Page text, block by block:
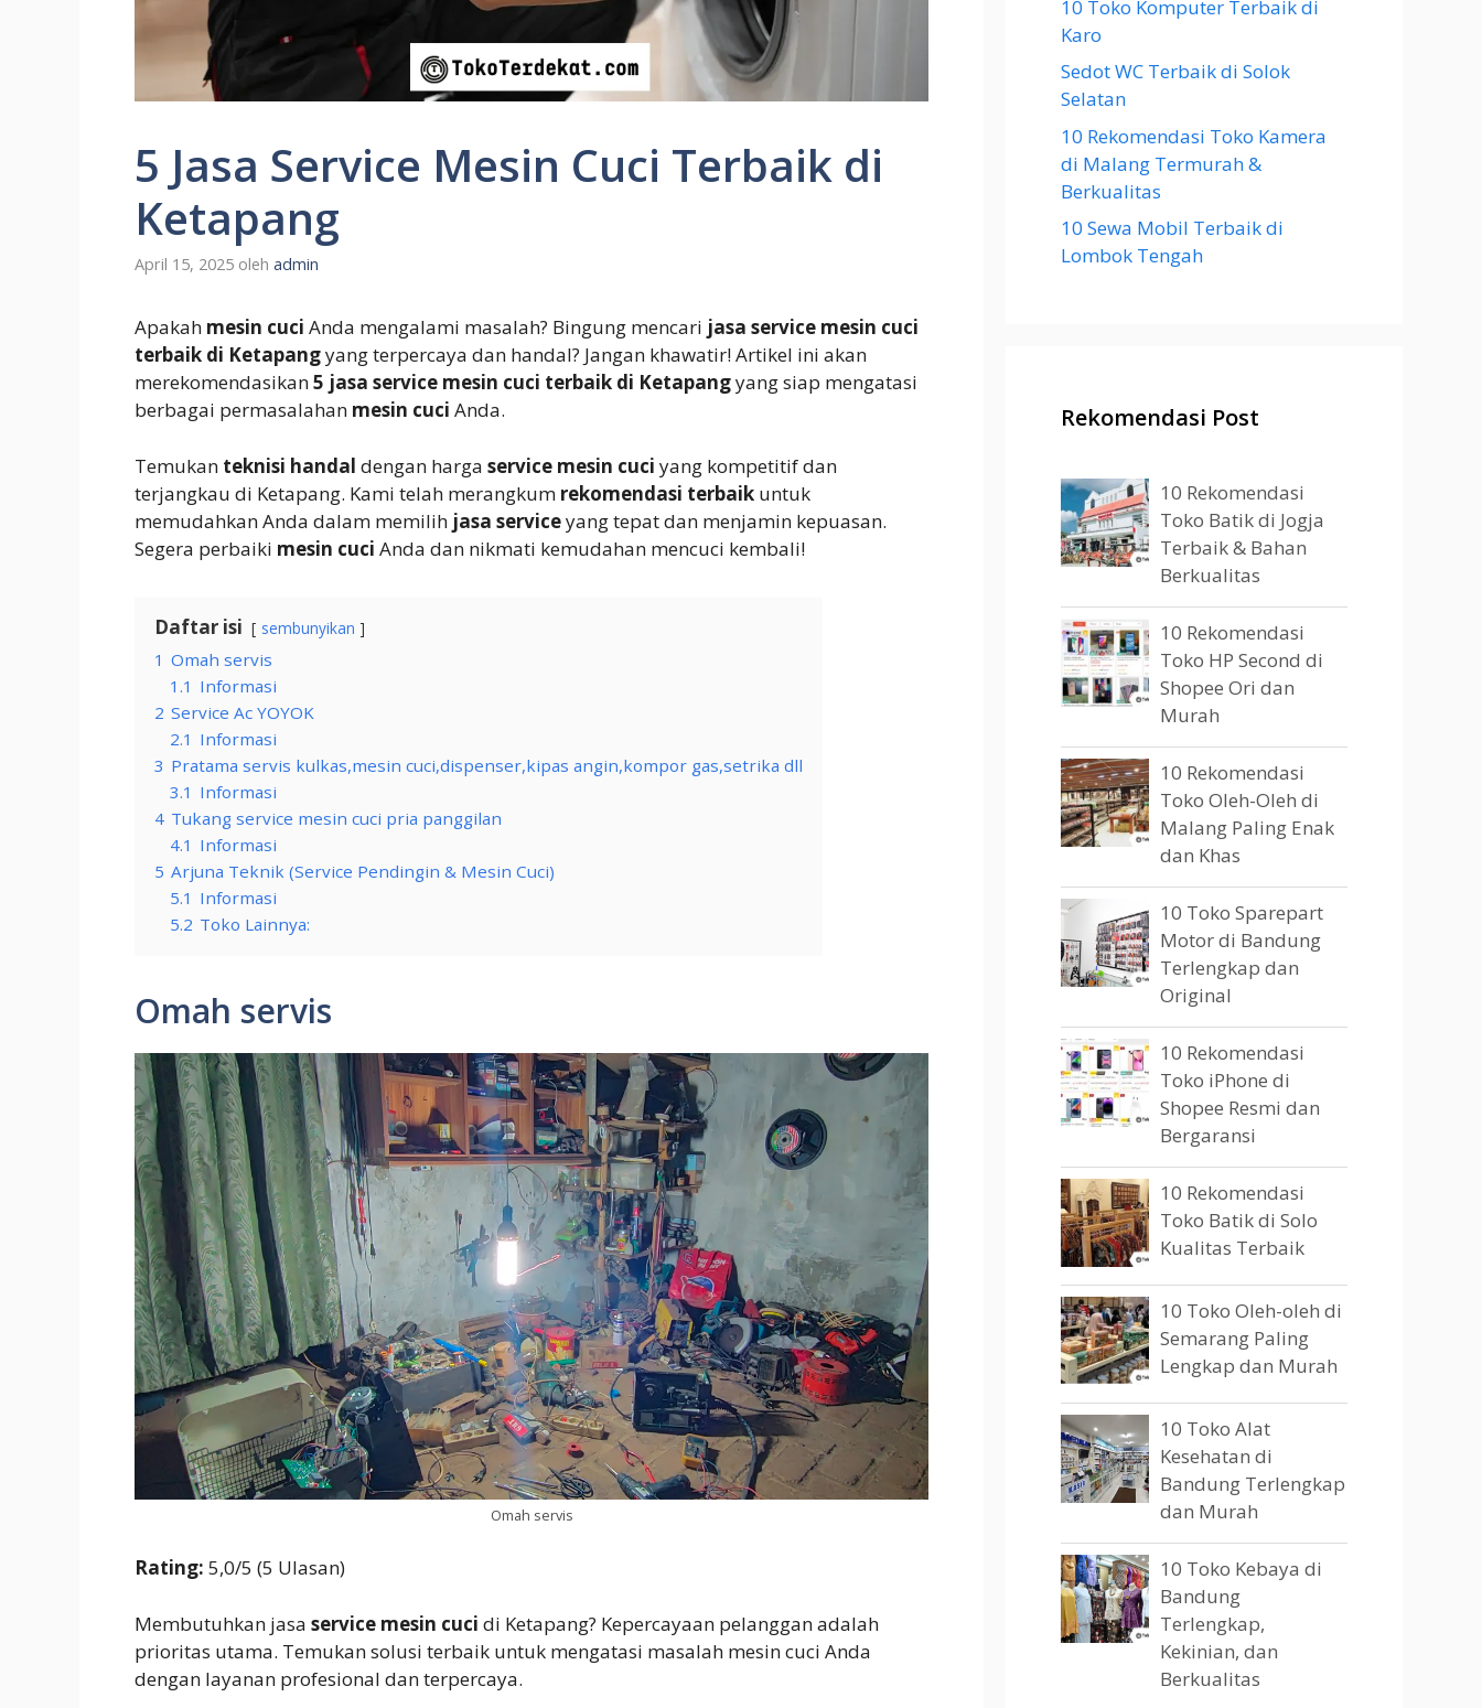
5 Jasa Service Mesin Cuci Terbaik di
Ketapang
April 15, 2025 oleh admin
Apakah mesin cuci Anda mengalami masalah? Bingung mencari jasa service mesin cuci
terbaik di Ketapangyang terpercaya dan handal? Jangan khawatir! Artikel ini akan
merekomendasikan5 jasa service mesin cuci terbaik di Ketapangyang siap mengatasi
berbagai permasalahan mesin cuci Anda.
Temukan teknisi handal dengan harga service mesin cuci yang kompetitif dan
terjangkau di Ketapang. Kami telah merangkum rekomendasi terbaik untuk
memudahkan Anda dalam memilih jasa serviceyang tepat dan menjamin kepuasan.
Segera perbaiki mesin cuci Anda dan nikmati kemudahan mencuci kembali!
Daftar isi sembunyikan
1 Omah servis
1.1 Informasi
2 Service Ac YOYOK
2.1 Informasi
3 Pratama servis kulkas,mesin cuci,dispenser,kipas angin,kompor gas,setrika dll
3.1 Informasi
4 Tukang service mesin cuci pria panggilan
4.1 Informasi
5 Arjuna Teknik (Service Pendingin & Mesin Cuci)
5.1 Informasi
5.2 Toko Lainnya:
Omah servis
Omah servis
Rating: 5,0/5 (5 Ulasan)
Membutuhkan jasa service mesin cuci di Ketapang? Kepercayaan pelanggan adalah
prioritas utama. Temukan solusi terbaik untuk mengatasi masalah mesin cuci Anda
dengan layanan profesional dan terpercaya.
10 Toko Komputer Terbaik di
Karo
Sedot WC Terbaik di Solok
Selatan
10 Rekomendasi Toko Kamera
di Malang Termurah &
Berkualitas
10 Sewa Mobil Terbaik di
Lombok Tengah
Rekomendasi Post
10 Rekomendasi
Toko Batik di Jogja
Terbaik & Bahan
Berkualitas
10 Rekomendasi
Toko HP Second di
Shopee Ori dan
Murah
10 Rekomendasi
Toko Oleh-Oleh di
Malang Paling Enak
dan Khas
10 Toko Sparepart
Motor di Bandung
Terlengkap dan
Original
10 Rekomendasi
Toko iPhone di
Shopee Resmi dan
Bergaransi
10 Rekomendasi
Toko Batik di Solo
Kualitas Terbaik
10 Toko Oleh-oleh di
Semarang Paling
Lengkap dan Murah
10 Toko Alat
Kesehatan di
Bandung Terlengkap
dan Murah
10 Toko Kebaya di
Bandung
Terlengkap,
Kekinian, dan
Berkualitas